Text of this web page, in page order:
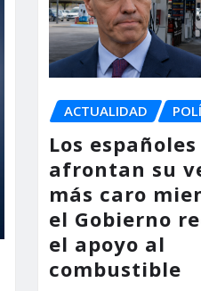
ACTUALIDAD
Los españoles
afrontan su
más caro
el Gobierno
el apoyo al
combustible